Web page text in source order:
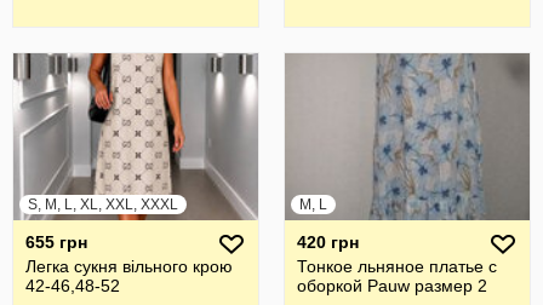
S, M, L, XL, XXL, XXXL
655 грн
Легка сукня вільного крою
42-46,48-52
M, L
420 грн
Тонкое льняное платье с
оборкой Pauw размер 2